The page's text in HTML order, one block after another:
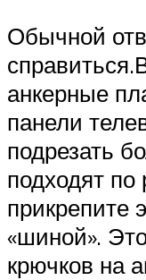
Обычной
анкерные
панели
подрезать
подходят по
прикрепите
«шиной».
крючков на